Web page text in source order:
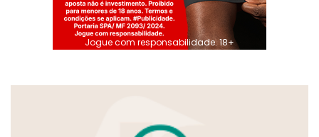
Jogue com responsabilidade. 18+